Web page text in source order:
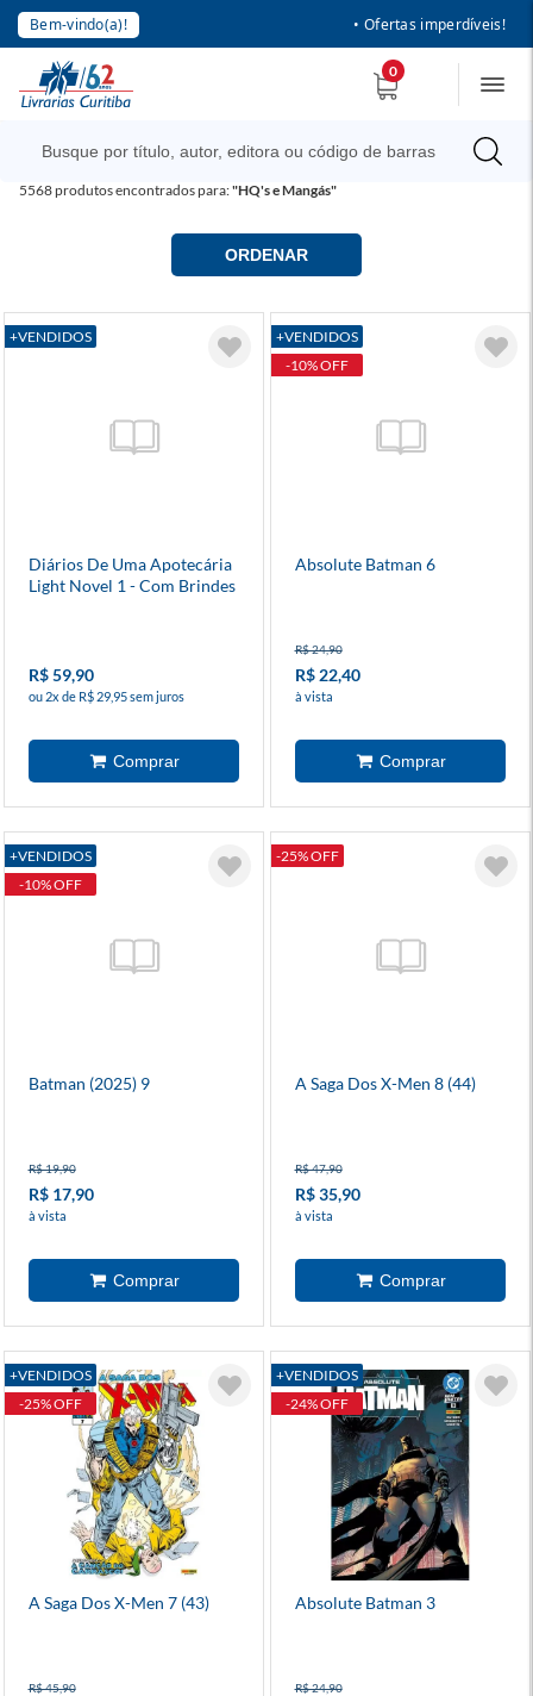
Bem-vindo(a)! • Ofertas imperdíveis!
0
5568produtos encontrados para:"HQ's e Mangás"
ORDENAR
+VENDIDOS
Diários De Uma Apotecária
Light Novel 1 - Com Brindes
R$ 59,90
ou 2x de R$ 29,95 sem juros
+VENDIDOS
-10% OFF
Absolute Batman 6
R$ 24,90
R$ 22,40
à vista
+VENDIDOS
-10% OFF
Batman (2025) 9
R$ 19,90
R$ 17,90
à vista
-25% OFF
A Saga Dos X-Men 8 (44)
R$ 47,90
R$ 35,90
à vista
+VENDIDOS
-25% OFF
A Saga Dos X-Men 7 (43)
R$ 45,90
+VENDIDOS
-24% OFF
Absolute Batman 3
R$ 24,90